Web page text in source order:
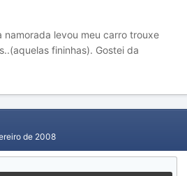
namorada levou meu carro trouxe
fininhas). Gostei da
de 2008